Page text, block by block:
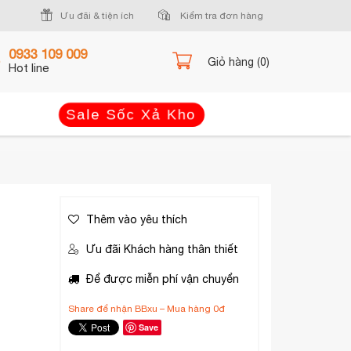
Ưu đãi & tiện ích Kiểm tra đơn hàng
0933 109 009
Hot line Giỏ hàng (0)
Sale Sốc Xả Kho
Thêm vào yêu thích
Ưu đãi Khách hàng thân thiết
Để được miễn phí vận chuyển
Share để nhận BBxu – Mua hàng 0đ
Save